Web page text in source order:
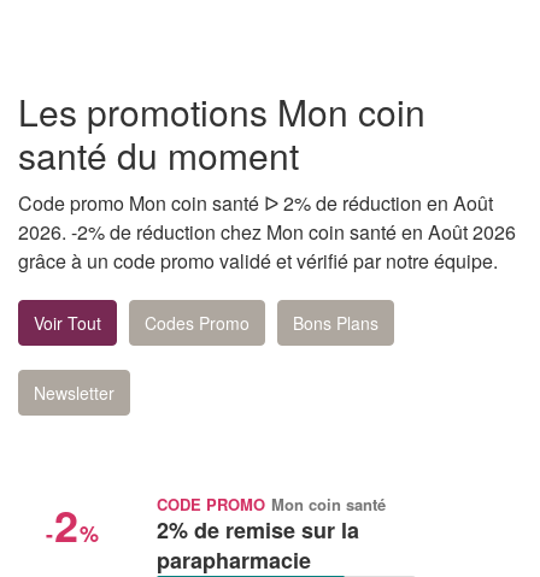
Les promotions Mon coin
santé du moment
Code promo Mon coin santé ᐅ 2% de réduction en Août
2026. -2% de réduction chez Mon coin santé en Août 2026
grâce à un code promo validé et vérifié par notre équipe.
Voir Tout Codes Promo Bons Plans
Newsletter
-2%
CODE PROMO Mon coin santé
2% de remise sur la
parapharmacie